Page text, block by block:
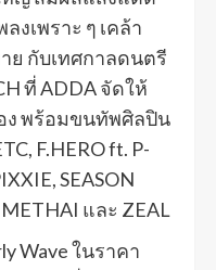
งเพราะ ๆ เคล้า
ย กับเทศกาลดนตรี
ที่ ADDA จัดให้
ง พร้อมขนทัพศิลปิน
F.HERO ft. P-
SEASON
และ ZEAL
Wave ในราคา